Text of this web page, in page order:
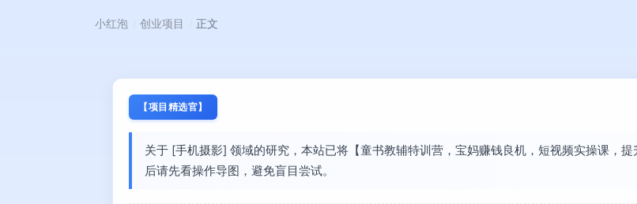
小红泡 创业项目 正文
【项目精选官】
关于 [手机摄影] 领域的研究，本站已将【童书教辅特训营，宝妈赚钱良机，短视频实操课，
后请先看操作导图，避免盲目尝试。